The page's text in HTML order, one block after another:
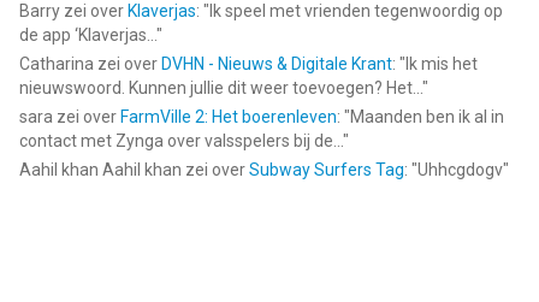
Barry zei over Klaverjas: " Ik speel met vrienden tegenwoordig op
de app ‘Klaverjas... "
Catharina zei over DVHN - Nieuws & Digitale Krant: " Ik mis het
nieuwswoord. Kunnen jullie dit weer toevoegen? Het... "
sara zei over FarmVille 2: Het boerenleven: "Maanden ben ik al in
contact met Zynga over valsspelers bij de... "
Aahil khan Aahil khan zei overSubway Surfers Tag: "Uhhcgdogv"